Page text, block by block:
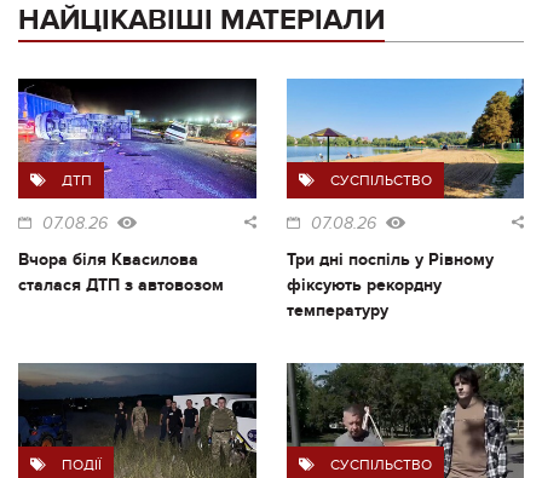
НАЙЦІКАВІШІ МАТЕРІАЛИ
ДТП
07.08.26
Вчора біля Квасилова
сталася ДТП з автовозом
СУСПІЛЬСТВО
07.08.26
Три дні поспіль у Рівному
фіксують рекордну
температуру
ПОДІЇ СУСПІЛЬСТВО